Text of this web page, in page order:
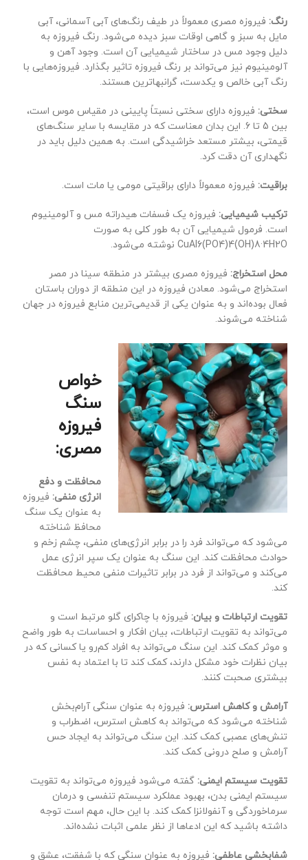
رنگ: فیروزه مصری معمولاً در طیف رنگ‌های آبی آسمانی، آبی
مایل به سبز و گاهی اوقات سبز دیده می‌شود. رنگ فیروزه به
دلیل وجود مس در ساختار شیمیایی آن است. وجود آهن و
آلومینیوم نیز می‌تواند بر رنگ فیروزه تاثیر بگذارد. فیروزه‌هایی با
رنگ آبی خالص و یکدست، گرانبهاترین هستند.
سختی: فیروزه دارای سختی نسبتاً پایینی در مقیاس موس است،
بین 5 تا 6. این بدان معناست که در مقایسه با سایر سنگ‌های
قیمتی، بیشتر مستعد خراشیدگی است. به همین دلیل باید در
نگهداری آن دقت کرد.
براقیت: فیروزه معمولاً دارای براقیتی مومی یا مات است.
ترکیب شیمیایی: فیروزه یک فسفات هیدراته مس و آلومینیوم
است. فرمول شیمیایی آن به طور کلی به صورت
CuAl6(PO4)4(OH)8·4H2O نوشته می‌شود.
محل استخراج: فیروزه مصری بیشتر در منطقه سینا در مصر
استخراج می‌شود. معادن فیروزه در این منطقه از دوران باستان
فعال بوده‌اند و به عنوان یکی از قدیمی‌ترین منابع فیروزه در جهان
شناخته می‌شوند.
خواص
سنگ
فیروزه
مصری:
محافظت و دفع
انرژی منفی: فیروزه
به عنوان یک سنگ
محافظ شناخته
می‌شود که می‌تواند فرد را در برابر انرژی‌های منفی، چشم زخم و
حوادث محافظت کند. این سنگ به عنوان یک سپر انرژی عمل
می‌کند و می‌تواند از فرد در برابر تاثیرات منفی محیط محافظت
کند.
تقویت ارتباطات و بیان: فیروزه با چاکرای گلو مرتبط است و
می‌تواند به تقویت ارتباطات، بیان افکار و احساسات به طور واضح
و موثر کمک کند. این سنگ می‌تواند به افراد کم‌رو یا کسانی که در
بیان نظرات خود مشکل دارند، کمک کند تا با اعتماد به نفس
بیشتری صحبت کنند.
آرامش و کاهش استرس: فیروزه به عنوان سنگی آرام‌بخش
شناخته می‌شود که می‌تواند به کاهش استرس، اضطراب و
تنش‌های عصبی کمک کند. این سنگ می‌تواند به ایجاد حس
آرامش و صلح درونی کمک کند.
تقویت سیستم ایمنی: گفته می‌شود فیروزه می‌تواند به تقویت
سیستم ایمنی بدن، بهبود عملکرد سیستم تنفسی و درمان
سرماخوردگی و آنفولانزا کمک کند. با این حال، مهم است توجه
داشته باشید که این ادعاها از نظر علمی اثبات نشده‌اند.
شفابخشی عاطفی: فیروزه به عنوان سنگی که با شفقت، عشق و